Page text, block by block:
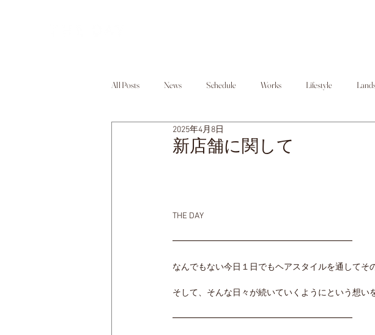
All Posts News Schedule Works Lifestyle
新店舗に関して
2025年4月8日
THE DAY
━━━━━━━━━━━━━━━━━━━━━
なんでもない今日１日でもヘアスタイルを通して
そして、そんな日々が続いていくようにという想い
━━━━━━━━━━━━━━━━━━━━━